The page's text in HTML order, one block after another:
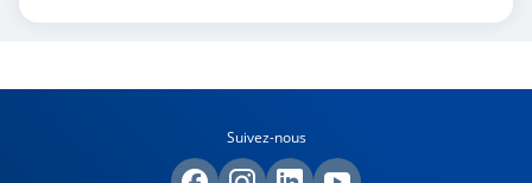
Suivez-nous